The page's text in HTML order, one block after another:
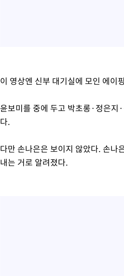
이 영상엔 신부 대기실에 모인 에이
윤보미를 중에 두고 박초롱·정은지
다.
다만 손나은은 보이지 않았다. 손나
내는 거로 알려졌다.